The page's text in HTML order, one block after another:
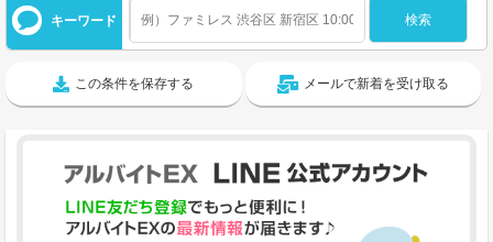
キーワード
この条件を保存する メールで新着を受け取る